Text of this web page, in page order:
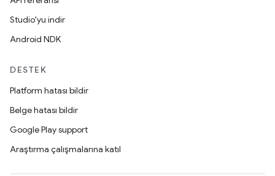
Studio'yu indir
Android NDK
DESTEK
Platform hatası bildir
Belge hatası bildir
Google Play support
Araştırma çalışmalarına katıl